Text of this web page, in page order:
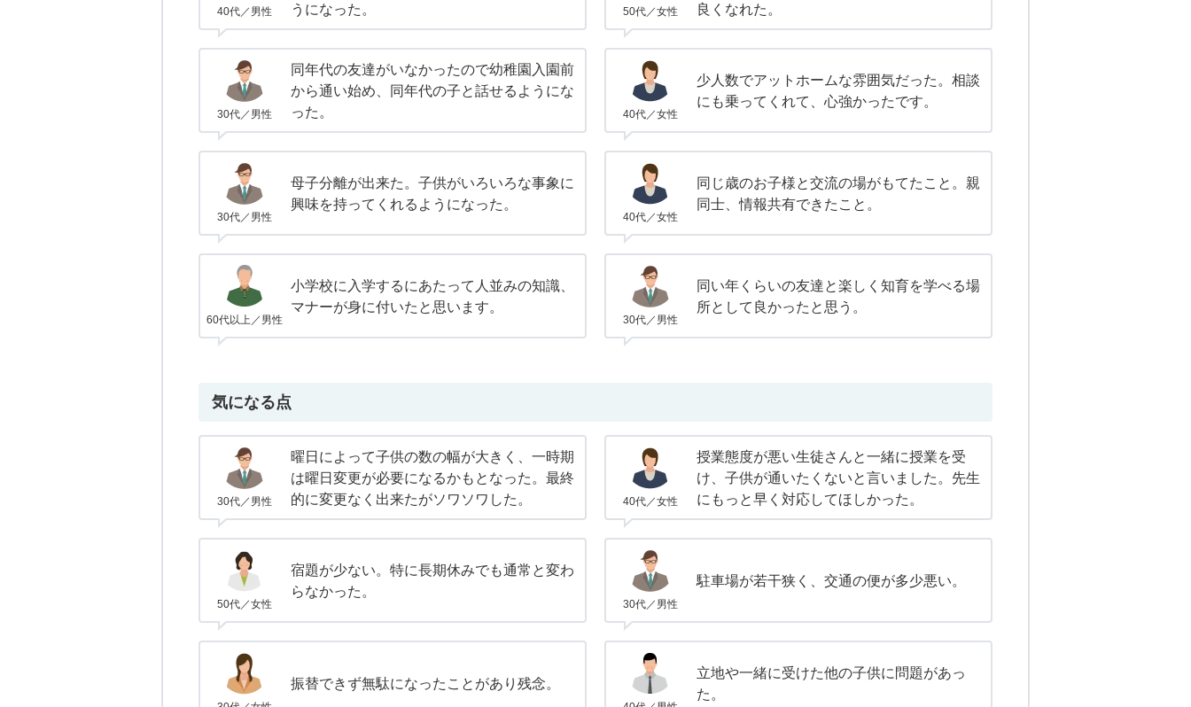
40代／男性
うになった。
50代／女性
良くなれた。
30代／男性
同年代の友達がいなかったので幼稚園入園前
から通い始め、同年代の子と話せるようにな
った。
40代／女性
少人数でアットホームな雰囲気だった。相談
にも乗ってくれて、心強かったです。
30代／男性
母子分離が出来た。子供がいろいろな事象に
興味を持ってくれるようになった。
40代／女性
同じ歳のお子様と交流の場がもてたこと。親
同士、情報共有できたこと。
60代以上／男性
小学校に入学するにあたって人並みの知識、
マナーが身に付いたと思います。
30代／男性
同い年くらいの友達と楽しく知育を学べる場
所として良かったと思う。
気になる点
30代／男性
曜日によって子供の数の幅が大きく、一時期
は曜日変更が必要になるかもとなった。最終
的に変更なく出来たがソワソワした。
40代／女性
授業態度が悪い生徒さんと一緒に授業を受
け、子供が通いたくないと言いました。先生
にもっと早く対応してほしかった。
50代／女性
宿題が少ない。特に長期休みでも通常と変わ
らなかった。
30代／男性
駐車場が若干狭く、交通の便が多少悪い。
振替できず無駄になったことがあり残念。
立地や一緒に受けた他の子供に問題があっ
た。